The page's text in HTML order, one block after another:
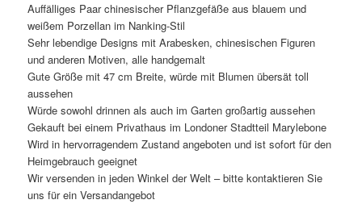
Auffälliges Paar chinesischer Pflanzgefäße aus blauem und
weißem Porzellan im Nanking-Stil
Sehr lebendige Designs mit Arabesken, chinesischen Figuren
und anderen Motiven, alle handgemalt
Gute Größe mit 47 cm Breite, würde mit Blumen übersät toll
aussehen
Würde sowohl drinnen als auch im Garten großartig aussehen
Gekauft bei einem Privathaus im Londoner Stadtteil Marylebone
Wird in hervorragendem Zustand angeboten und ist sofort für den
Heimgebrauch geeignet
Wir versenden in jeden Winkel der Welt – bitte kontaktieren Sie
uns für ein Versandangebot